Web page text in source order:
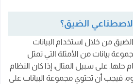
الضيق؟
من خلال استخدام البيانات
بيانات من الأمثلة التي تمثل
حلها. على سبيل المثال، إذا كان النظام
فيجب أن تحتوي مجموعة البيانات على